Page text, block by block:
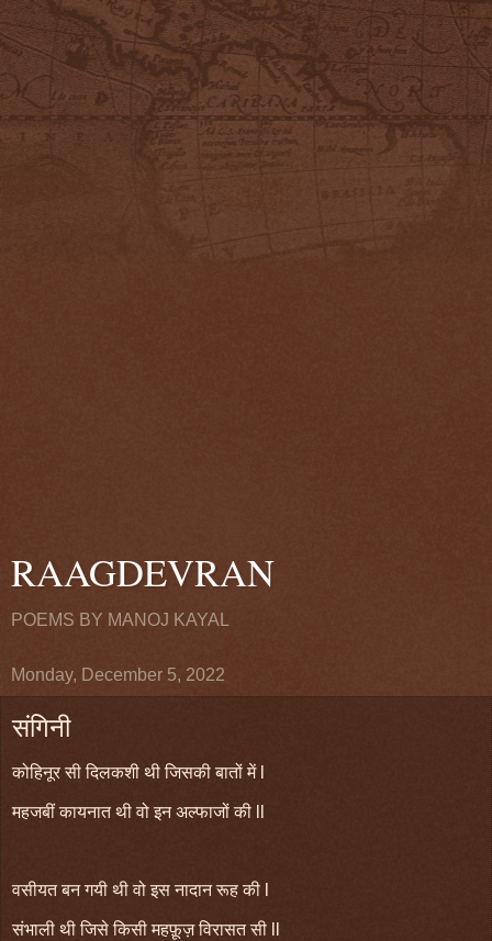
RAAGDEVRAN
POEMS BY MANOJ KAYAL
Monday, December 5, 2022
संगिनी
कोहिनूर सी दिलकशी थी जिसकी बातों में l
महजबीं कायनात थी वो इन अल्फाजों की ll
वसीयत बन गयी थी वो इस नादान रूह की l
संभाली थी जिसे किसी महफ़ूज़ विरासत सी ll